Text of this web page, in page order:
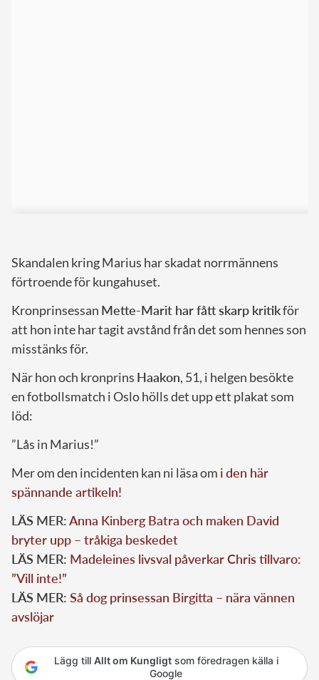
Skandalen kring Marius har skadat norrmännens
förtroende för kungahuset.
Kronprinsessan Mette-Marit har fått skarp kritikför
att hon inte har tagit avstånd från det som hennes son
misstänks för.
När hon och kronprins Haakon, 51, i helgen besökte
en fotbollsmatch i Oslo hölls det upp ett plakat som
löd:
”Lås in Marius!”
Mer om den incidenten kan ni läsa om i den här
spännande artikeln!
LÄS MER:Anna Kinberg Batra och maken David
bryter upp – tråkiga beskedet
LÄS MER: Madeleines livsval påverkar Chris tillvaro:
”Vill inte!”
LÄS MER: Så dog prinsessan Birgitta – nära vännen
avslöjar
Lägg till Allt om Kungligtsom föredragen källa i
Google